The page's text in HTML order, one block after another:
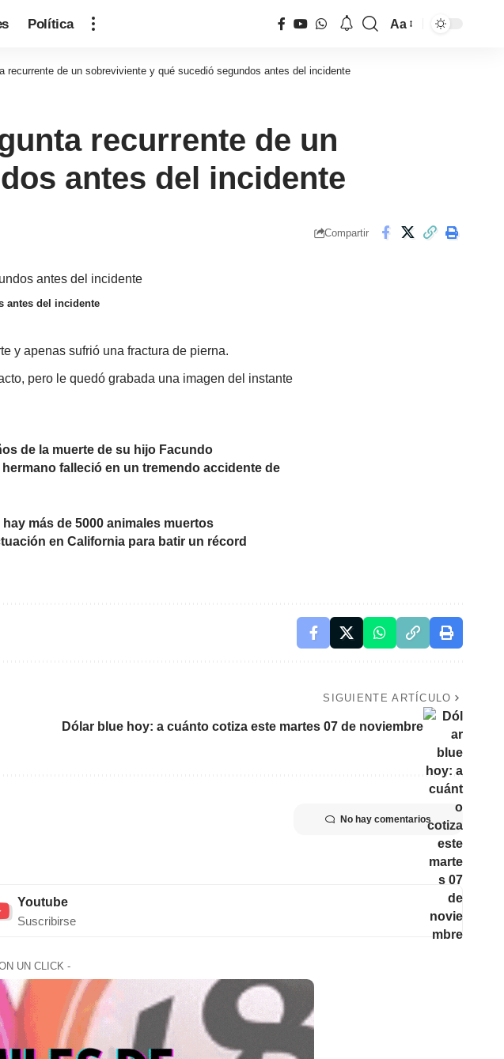
Política Aa
recurrente de un sobreviviente y qué sucedió segundos antes del incidente
recurrente de un
antes del incidente
Compartir
antes del incidente
y apenas sufrió una fractura de pierna.
pero le quedó grabada una imagen del instante
de la muerte de su hijo Facundo
falleció en un tremendo accidente de
más de 5000 animales muertos
en California para batir un récord
SIGUIENTE ARTÍCULO
Dólar blue hoy: a cuánto cotiza este martes 07 de noviembre
No hay comentarios
Youtube
Suscribirse
UN CLICK -